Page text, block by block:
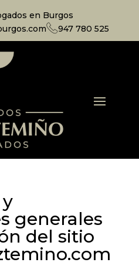
en Burgos
947 780 525
generales
del sitio